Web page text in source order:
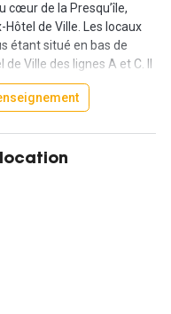
cœur de la Presqu’île,
de Ville. Les locaux
étant situé en bas de
Ville des lignes A et C. Il
avoisinantes ou dans le
par mois, pour une
égale à 1 mois de loyer
Bien agencé, il permet
ascenseur, de la
d’accueil et d’attente, où
vos clients et
sont mis à disposition, et
muraux. Un coin cuisine